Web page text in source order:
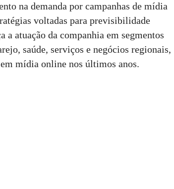
na demanda por campanhas de mídia
voltadas para previsibilidade
atuação da companhia em segmentos
saúde, serviços e negócios regionais,
mídia online nos últimos anos.